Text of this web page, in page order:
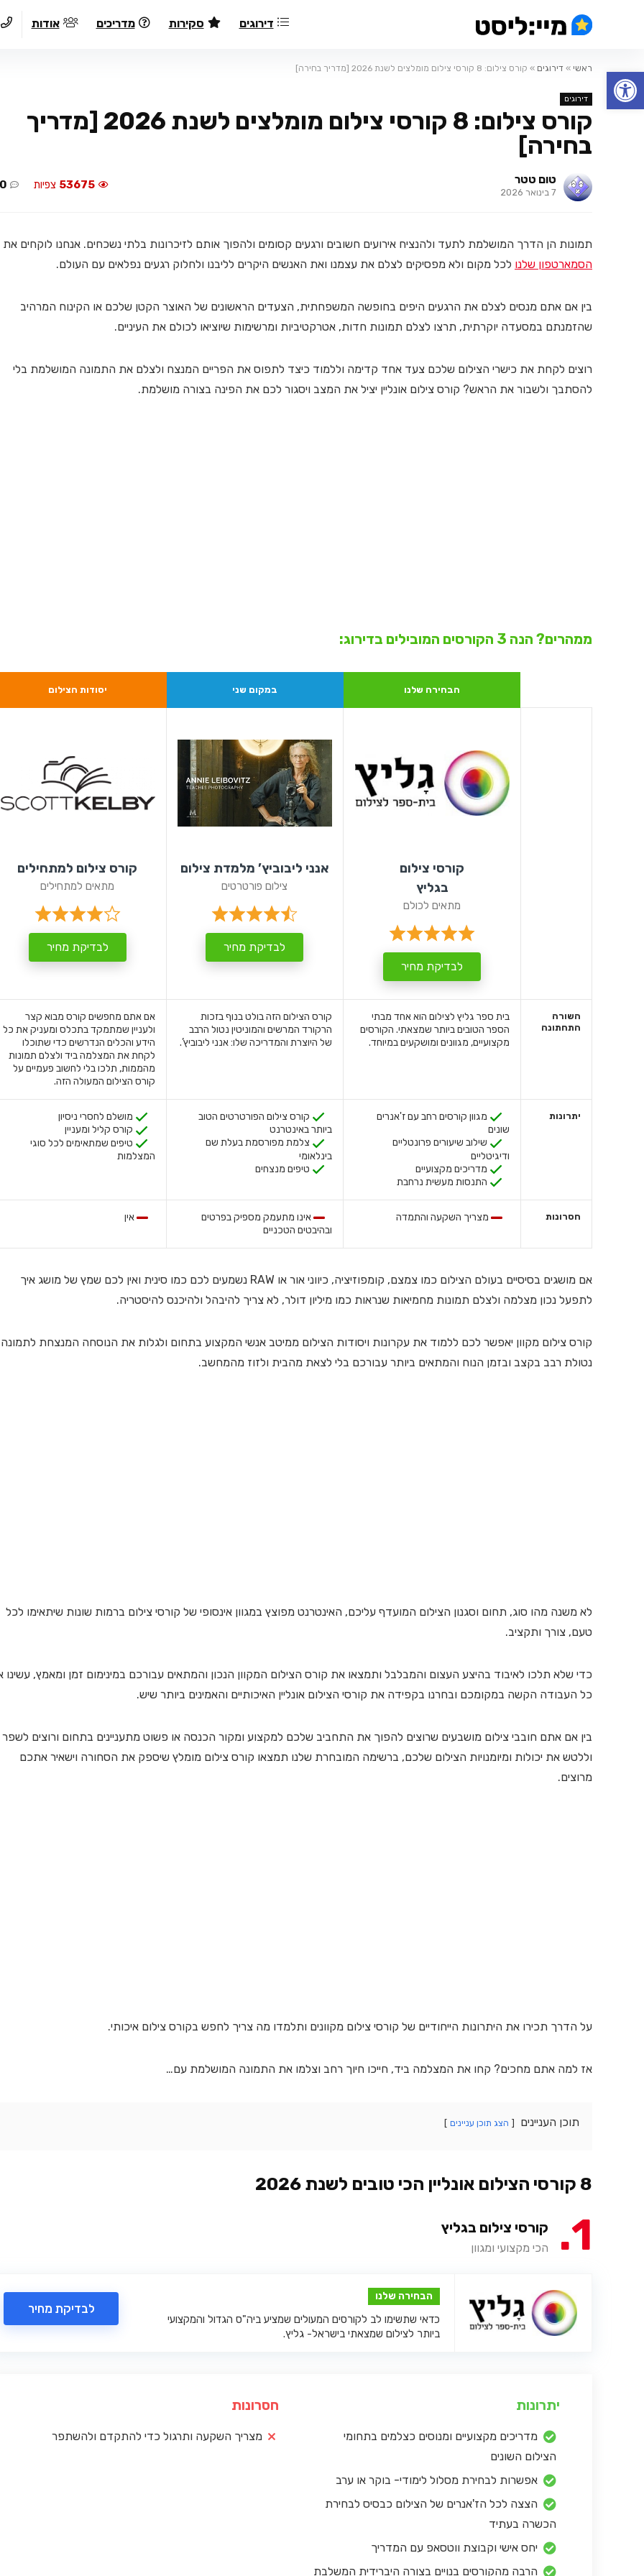
פתח סרגל נגישות
דירוגים סקירות מדריכים אודות
ראשי » דירוגים » קורס צילום: 8 קורסי צילום מומלצים לשנת 2026 [מדריך בחירה]
דירוגים
קורס צילום: 8 קורסי צילום מומלצים לשנת 2026 [מדריך
בחירה]
טום טטר
7 בינואר 2026
53675 צפיות 0
תמונות הן הדרך המושלמת לתעד ולהנציח אירועים חשובים ורגעים קסומים ולהפוך אותם לזיכרונות בלתי נשכחים. אנחנו לוקחים את
הסמארטפון שלנו לכל מקום ולא מפסיקים לצלם את עצמנו ואת האנשים היקרים לליבנו ולחלוק רגעים נפלאים עם העולם.
בין אם אתם מנסים לצלם את הרגעים היפים בחופשה המשפחתית, הצעדים הראשונים של האוצר הקטן שלכם או הקינוח המרהיב
שהזמנתם במסעדה יוקרתית, תרצו לצלם תמונות חדות, אטרקטיביות ומרשימות שיוציאו לכולם את העיניים.
רוצים לקחת את כישרי הצילום שלכם צעד אחד קדימה וללמוד כיצד לתפוס את הפריים המנצח ולצלם את התמונה המושלמת בלי
להסתבך ולשבור את הראש? קורס צילום אונליין יציל את המצב ויסגור לכם את הפינה בצורה מושלמת.
ממהרים? הנה 3 הקורסים המובילים בדירוג:
השורה
התחתונה
יתרונות
חסרונות
הבחירה שלנו
קורסי צילום
בגליץ
מתאים לכולם
לבדיקת מחיר
בית ספר גליץ לצילום הוא אחד מבתי
הספר הטובים ביותר שמצאתי. הקורסים
מקצועיים, מגוונים ומושקעים במיוחד.
מגוון קורסים רחב עם ז'אנרים
שונים
שילוב שיעורים פרונטליים
ודיגיטליים
מדריכים מקצועיים
התנסות מעשית נרחבת
מצריך השקעה והתמדה
במקום שני
אנני ליבוביץ’ מלמדת צילום
צילום פורטרטים
לבדיקת מחיר
קורס הצילום הזה בולט בנוף בזכות
הרקורד המרשים והמוניטין נטול הרבב
של היוצרת והמדריכה שלו: אנני ליבוביץ’.
קורס צילום הפורטרטים הטוב
ביותר באינטרנט
צלמת מפורסמת בעלת שם
בינלאומי
טיפים מנצחים
אינו מתעמק מספיק בפרטים
ובהיבטים הטכניים
יסודות הצילום
קורס צילום למתחילים
מתאים למתחילים
לבדיקת מחיר
אם אתם מחפשים קורס מבוא קצר
ולעניין שמתמקד בתכלס ומעניק את כל
הידע והכלים הנדרשים כדי שתוכלו
לקחת את המצלמה ביד ולצלם תמונות
מהממות, תלכו בלי לחשוב פעמיים על
קורס הצילום המעולה הזה.
מושלם לחסרי ניסיון
קורס קליל ומעניין
טיפים שמתאימים לכל סוגי
המצלמות
אין
אם מושגים בסיסיים בעולם הצילום כמו צמצם, קומפוזיציה, כיווני אור או RAW נשמעים לכם כמו סינית ואין לכם שמץ של מושג איך
לתפעל נכון מצלמה ולצלם תמונות מחמיאות שנראות כמו מיליון דולר, לא צריך להיבהל ולהיכנס להיסטריה.
קורס צילום מקוון יאפשר לכם ללמוד את עקרונות ויסודות הצילום ממיטב אנשי המקצוע בתחום ולגלות את הנוסחה המנצחת לתמונה
נטולת רבב בקצב ובזמן הנוח והמתאים ביותר עבורכם בלי לצאת מהבית ולזוז מהמחשב.
לא משנה מהו סוג, תחום וסגנון הצילום המועדף עליכם, האינטרנט מפוצץ במגוון אינסופי של קורסי צילום ברמות שונות שיתאימו לכל
טעם, צורך ותקציב.
כדי שלא תלכו לאיבוד בהיצע העצום והמבלבל ותמצאו את קורס הצילום המקוון הנכון והמתאים עבורכם במינימום זמן ומאמץ, עשינו
כל העבודה הקשה במקומכם ובחרנו בקפידה את קורסי הצילום אונליין האיכותיים והאמינים ביותר שיש.
בין אם אתם חובבי צילום מושבעים שרוצים להפוך את התחביב שלכם למקצוע ומקור הכנסה או פשוט מתעניינים בתחום ורוצים לשפר
וללטש את יכולות ומיומנויות הצילום שלכם, ברשימה המובחרת שלנו תמצאו קורס צילום מומלץ שיספק את הסחורה וישאיר אתכם
מרוצים.
על הדרך תכירו את היתרונות הייחודיים של קורסי צילום מקוונים ותלמדו מה צריך לחפש בקורס צילום איכותי.
אז למה אתם מחכים? קחו את המצלמה ביד, חייכו חיוך רחב וצלמו את התמונה המושלמת עם…
תוכן העניינים הצג תוכן עניינים
8 קורסי הצילום אונליין הכי טובים לשנת 2026
1 קורסי צילום בגליץ
הכי מקצועי ומגוון
הבחירה שלנו
כדאי שתשימו לב לקורסים המעולים שמציע ביה"ס הגדול והמקצועי
ביותר לצילום שמצאתי בישראל- גליץ.
לבדיקת מחיר
יתרונות
מדריכים מקצועיים ומנוסים כצלמים בתחומי
הצילום השונים
אפשרות לבחירת מסלול לימודי- בוקר או ערב
הצצה לכל הז'אנרים של הצילום כבסיס לבחירת
הכשרה בעתיד
יחס אישי וקבוצת ווטסאפ עם המדריך
הרבה מהקורסים בנויים בצורה היברידית המשלבת
חסרונות
מצריך השקעה ותרגול כדי להתקדם ולהשתפר